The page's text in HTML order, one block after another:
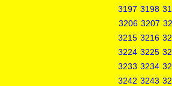
3197 3198
3206 3207
3215 3216
3224 3225
3233 3234
3242 3243